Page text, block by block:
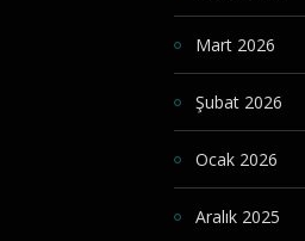
Mart 2026
Şubat 2026
Ocak 2026
Aralık 2025